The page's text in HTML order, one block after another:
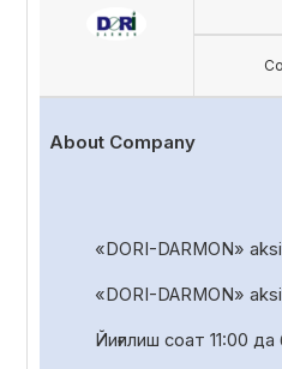
About Company
«DORI-DARMON»
«DORI-DARMON»
Йиғилиш соат 11:00 да